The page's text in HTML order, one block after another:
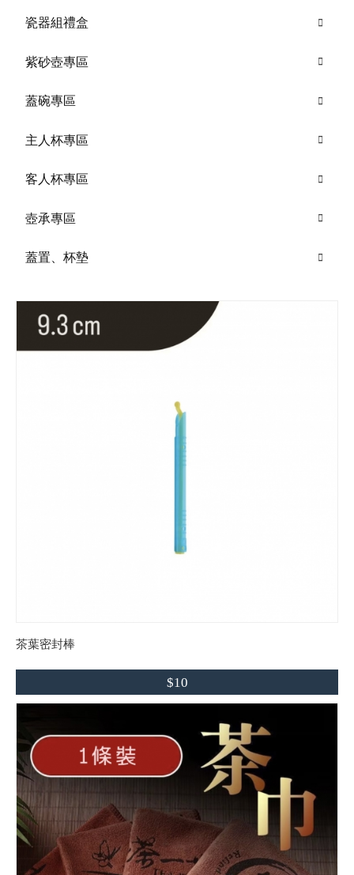
瓷器組禮盒
紫砂壺專區
蓋碗專區
主人杯專區
客人杯專區
壺承專區
蓋置、杯墊
茶葉密封棒
$10